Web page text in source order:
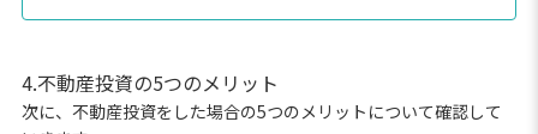
4.不動産投資の5つのメリット
次に、不動産投資をした場合の5つのメリットについて確認して